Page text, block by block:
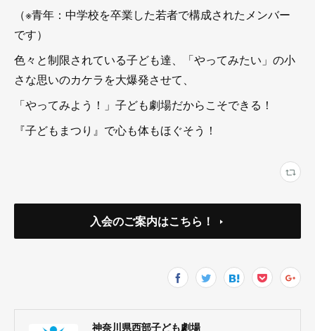
（※青年：中学校を卒業した若者で構成されたメンバー
です）
色々と制限されている子ども達、「やってみたい」の小
さな思いのカケラを大爆発させて、
「やってみよう！」子ども劇場だからこそできる！
『子どもまつり』で心も体もほぐそう！
入会のご案内はこちら！
神奈川県西部子ども劇場